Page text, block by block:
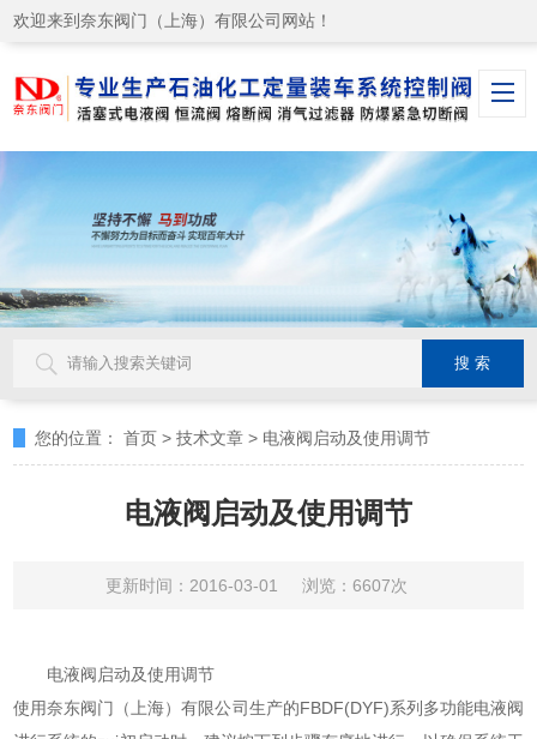
欢迎来到奈东阀门（上海）有限公司网站！
您的位置： 首页 >技术文章 > 电液阀启动及使用调节
电液阀启动及使用调节
更新时间：2016-03-01 浏览：6607次
电液阀启动及使用调节
使用奈东阀门（上海）有限公司生产的FBDF(DYF)系列多功能电液阀